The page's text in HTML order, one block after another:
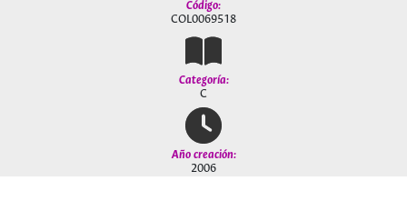
Código:
COL0069518
Categoría:
C
Año creación:
2006